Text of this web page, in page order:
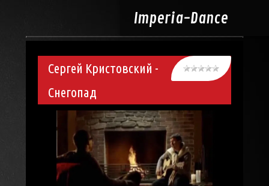
Imperia-Dance
Сергей Кристовский -
Снегопад